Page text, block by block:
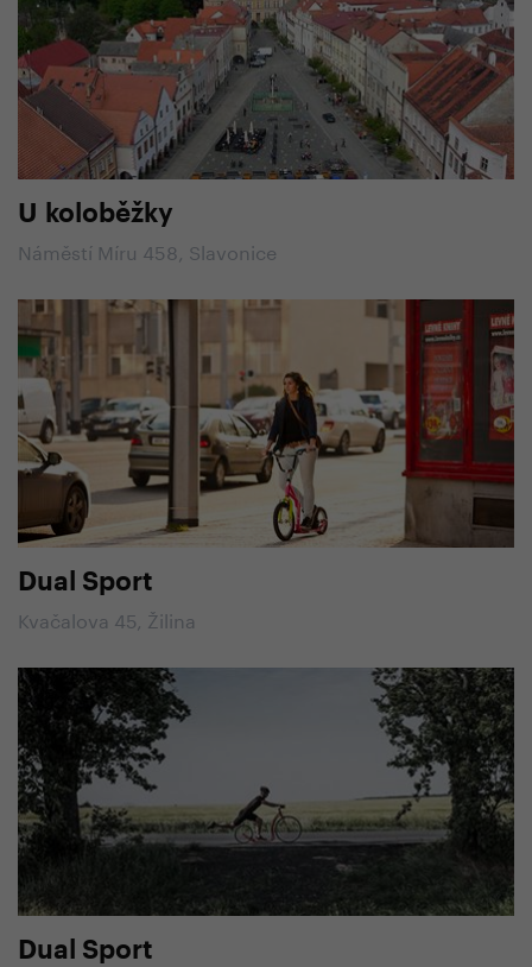
U koloběžky
Náměstí Míru 458, Slavonice
Dual Sport
Kvačalova 45, Žilina
Dual Sport